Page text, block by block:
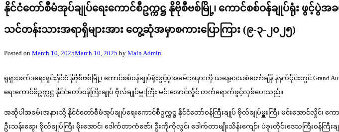
နိုင်ငံတော်စီမံအုပ်ချုပ်ရေးကောင်စီဥက္ကဋ္ဌ နိုဗိုစီဗစ်မြို့၊ ကောင်စစ်ဝန်ချုပ်ရုံး ဖွင့်ပွဲ
သင်တန်းသားအရာရှိများအား တွေ့ဆုံအမှာစကားပြောကြား (၉-၃-၂၀၂၅)
Posted on March 10, 2025March 10, 2025 by Main Admin
ရုရှားဖက်ဒရေးရှင်းနိုင်ငံ နိုဗိုစီဗစ်မြို့၊ ကောင်စစ်ဝန်ချုပ်ရုံးဖွင့်ပွဲအခမ်းအနားကို ယနေ့ဒေသစံတော်ချိန် နံနက်ပိုင်းတွင်
ရေးကောင်စီဥက္ကဋ္ဌ နိုင်ငံတော်ဝန်ကြီးချုပ် ဗိုလ်ချုပ်မှူးကြီး မင်းအောင်လှိုင် တက်ရောက်ဖွင့်လှစ်ပေးသည်။
အဆိုပါအခမ်းအနားသို့ နိုင်ငံတော်စီမံအုပ်ချုပ်ရေးကောင်စီဥက္ကဋ္ဌ နိုင်ငံတော်ဝန်ကြီးချုပ် ဗိုလ်ချုပ်မှူးကြီး မင်းအောင်လှိုင်၊
ဦးသန်းဆွေ၊ ဗိုလ်ချုပ်ကြီး မိုးအောင်၊ ဒေါက်တာကံဇော်၊ ဦးကိုကိုလွင်၊ ဒေါက်တာမျိုးသိန်းကျော်၊ ပဲခူးတိုင်းဒေသကြီးဝန်ကြီ